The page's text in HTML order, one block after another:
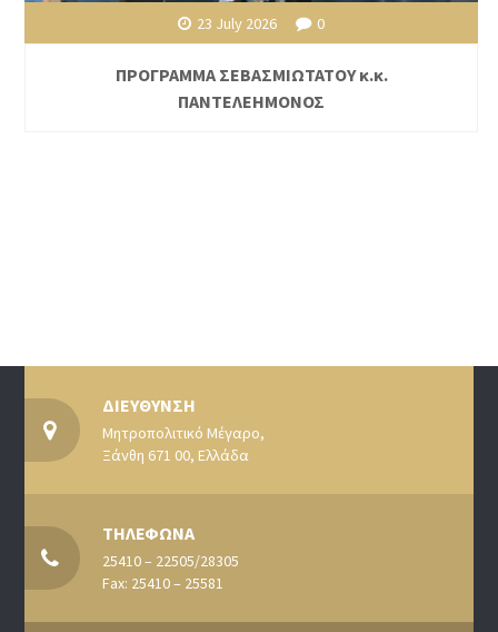
23 July 2026 0
ΠΡΟΓΡΑΜΜΑ ΣΕΒΑΣΜΙΩΤΑΤΟΥ κ.κ.
ΠΑΝΤΕΛΕΗΜΟΝΟΣ
ΔΙΕΥΘΥΝΣΗ
Μητροπολιτικό Μέγαρο,
Ξάνθη 671 00, Ελλάδα
ΤΗΛΕΦΩΝΑ
25410 – 22505/28305
Fax: 25410 – 25581